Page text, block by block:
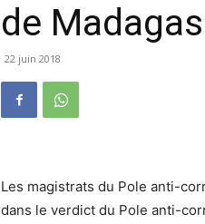
de
22 juin 2018
Les magistrats du Pole anti-
dans le verdict du Pole anti-